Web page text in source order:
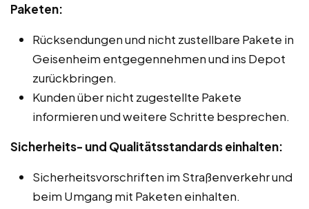
Paketen:
Rücksendungen und nicht zustellbare Pakete in
Geisenheim entgegennehmen und ins Depot
zurückbringen.
Kunden über nicht zugestellte Pakete
informieren und weitere Schritte besprechen.
Sicherheits- und Qualitätsstandards einhalten:
Sicherheitsvorschriften im Straßenverkehr und
beim Umgang mit Paketen einhalten.